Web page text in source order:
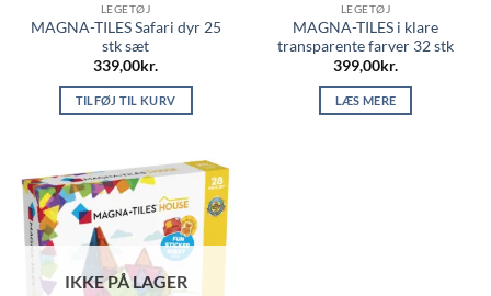
LEGETØJ
MAGNA-TILES Safari dyr 25
stk sæt
339,00kr.
TILFØJ TIL KURV
LEGETØJ
MAGNA-TILES i klare
transparente farver 32 stk
399,00kr.
LÆS MERE
IKKE PÅ LAGER